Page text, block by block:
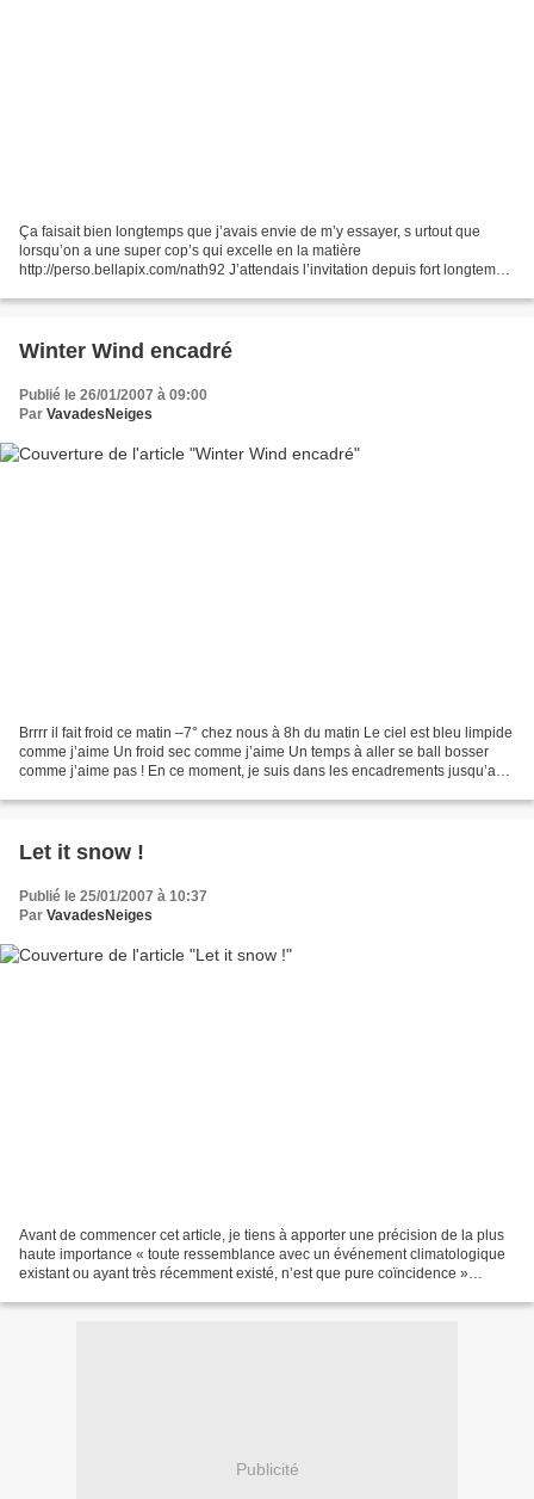
Ça faisait bien longtemps que j’avais envie de m’y essayer, s urtout que
lorsqu’on a une super cop’s qui excelle en la matière
http://perso.bellapix.com/nath92 J’attendais l’invitation depuis fort longtemps
Winter Wind encadré
Publié le 26/01/2007 à 09:00
Par VavadesNeiges
Brrrr il fait froid ce matin –7° chez nous à 8h du matin Le ciel est bleu limpide
comme j’aime Un froid sec comme j’aime Un temps à aller se ball bosser
comme j’aime pas ! En ce moment, je suis dans les encadrements jusqu’aux
Let it snow !
Publié le 25/01/2007 à 10:37
Par VavadesNeiges
Avant de commencer cet article, je tiens à apporter une précision de la plus
haute importance « toute ressemblance avec un événement climatologique
existant ou ayant très récemment existé, n’est que pure coïncidence »
Publicité